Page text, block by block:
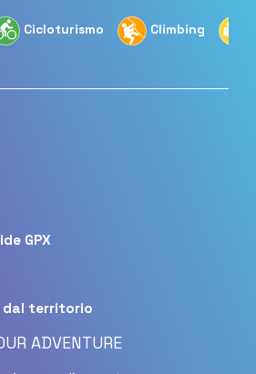
Cicloturismo Climbing
GPX
dal territorio
ADVENTURE